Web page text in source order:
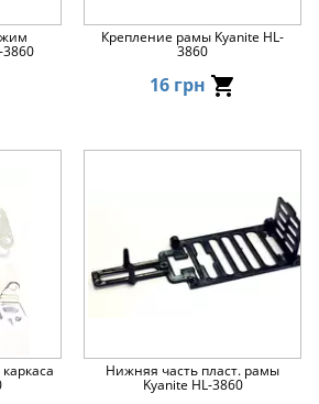
3860
Крепление рамы Kyanite HL-
3860
16 грн
Нижняя часть пласт. рамы
Kyanite HL-3860